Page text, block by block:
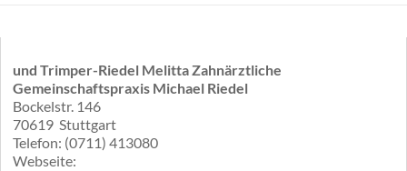
und Trimper-Riedel Melitta Zahnärztliche
Gemeinschaftspraxis Michael Riedel
Bockelstr. 146
70619 Stuttgart
Telefon: (0711) 413080
Webseite: